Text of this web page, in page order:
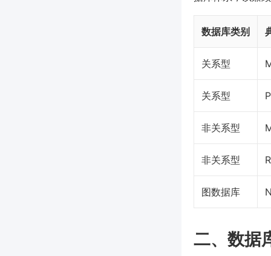
数据库类别
关系型
关系型
非关系型
非关系型
图数据库
二、数据